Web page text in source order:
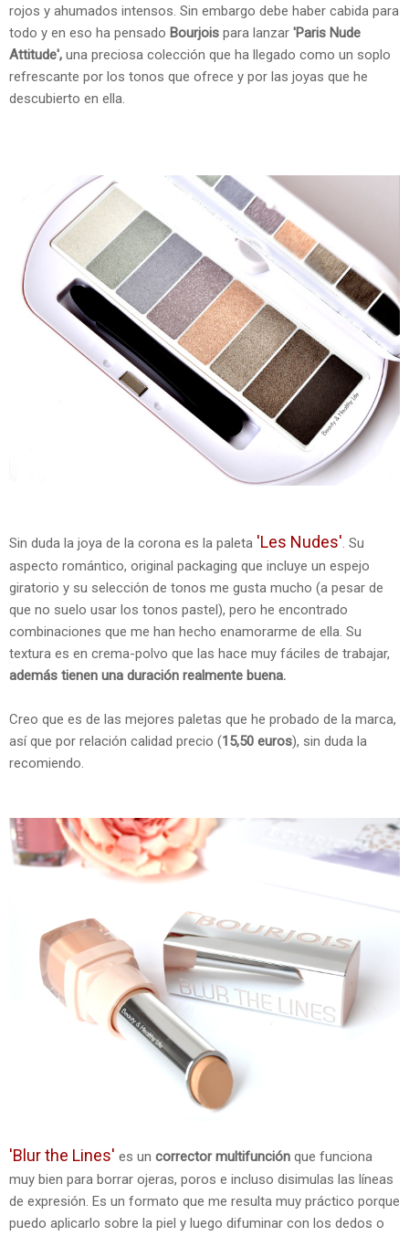
rojos y ahumados intensos. Sin embargo debe haber cabida para
todo y en eso ha pensado Bourjois para lanzar 'Paris Nude
Attitude', una preciosa colección que ha llegado como un soplo
refrescante por los tonos que ofrece y por las joyas que he
descubierto en ella.
Sin duda la joya de la corona es la paleta 'Les Nudes' . Su
aspecto romántico, original packaging que incluye un espejo
giratorio y su selección de tonos me gusta mucho (a pesar de
que no suelo usar los tonos pastel), pero he encontrado
combinaciones que me han hecho enamorarme de ella. Su
textura es en crema-polvo que las hace muy fáciles de trabajar,
además tienen una duración realmente buena.
Creo que es de las mejores paletas que he probado de la marca,
así que por relación calidad precio (15,50 euros), sin duda la
recomiendo.
'Blur the Lines' es un corrector multifunción que funciona
muy bien para borrar ojeras, poros e incluso disimulas las líneas
de expresión. Es un formato que me resulta muy práctico porque
puedo aplicarlo sobre la piel y luego difuminar con los dedos o